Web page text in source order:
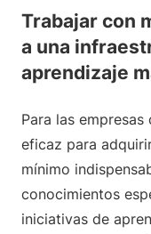
Trabajar con
a una
aprendizaje
Para las
eficaz para
mínimo
conocimientos
iniciativas de